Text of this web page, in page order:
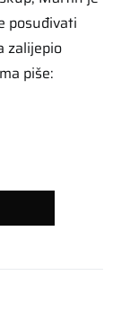
posuđivati
zalijepio
piše: